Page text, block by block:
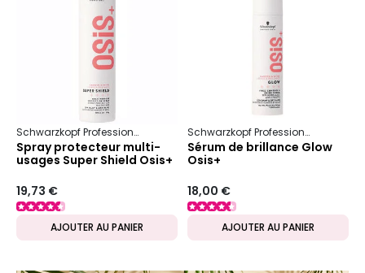
Schwarzkopf Professional Douceur & Brillance
Spray protecteur multi-
usages Super Shield Osis+
19,73 €
AJOUTER AU PANIER
Schwarzkopf Professional
Sérum de brillance Glow
Osis+
18,00 €
AJOUTER AU PANIER